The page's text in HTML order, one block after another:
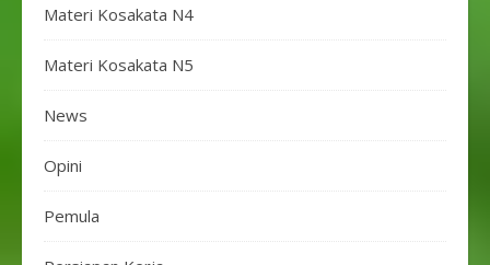
Materi Kosakata N4
Materi Kosakata N5
News
Opini
Pemula